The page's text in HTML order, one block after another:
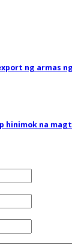
ng armas ng
hinimok na